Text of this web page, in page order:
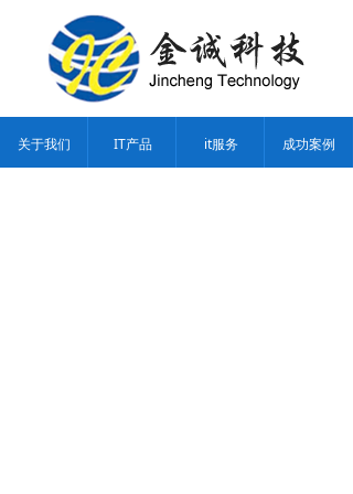
关于我们 IT产品 it服务 成功案例